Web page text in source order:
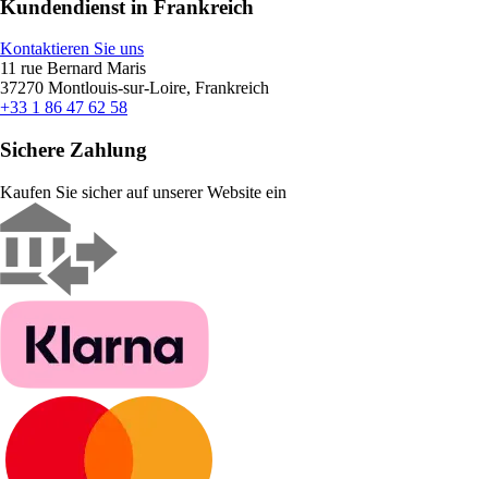
Kundendienst in Frankreich
Kontaktieren Sie uns
11 rue Bernard Maris
37270 Montlouis-sur-Loire, Frankreich
+33 1 86 47 62 58
Sichere Zahlung
Kaufen Sie sicher auf unserer Website ein